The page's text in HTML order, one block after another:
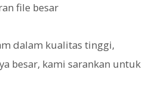
file besar
dalam kualitas tinggi,
besar, kami sarankan untuk